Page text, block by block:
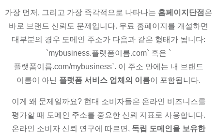
가장 먼저, 그리고 가장 즉각적으로 나타나는 홈페이지단점 은
바로 브랜드 신뢰도 문제입니다. 무료 홈페이지를 개설하면
대부분의 경우 도메인 주소가 다음과 같은 형태가 됩니다:
`mybusiness.플랫폼이름.com` 혹은 `
플랫폼이름.com/mybusiness`. 이 주소 안에는 내 브랜드
이름이 아닌 플랫폼 서비스 업체의 이름이 포함됩니다.
이게 왜 문제일까요? 현대 소비자들은 온라인 비즈니스를
평가할 때 도메인 주소를 중요한 신뢰 지표로 사용합니다.
온라인 소비자 신뢰 연구에 따르면, 독립 도메인을 보유한